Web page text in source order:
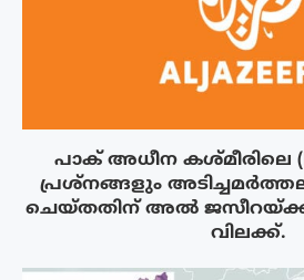
പാക് അധീന കശ്മീരിലെ
പ്രശ്നങ്ങളും
ചെയ്തതിന് അൽ ജസീറയ്‌ക്ക്
വിലക്ക്.